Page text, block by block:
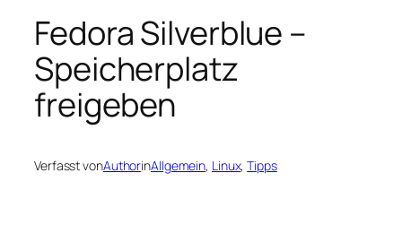
Fedora Silverblue –
Speicherplatz
freigeben
Verfasst vonAuthorinAllgemein, Linux, Tipps